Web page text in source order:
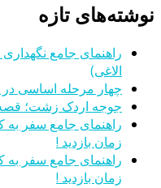
نوشته‌های تازه
راهنمای جامع
الاغی)
چهار مرحله اساسی در
جوجه اردک زشت؛
راهنمای جامع سفر به
زمان بازدید !
راهنمای جامع سفر به
زمان بازدید !